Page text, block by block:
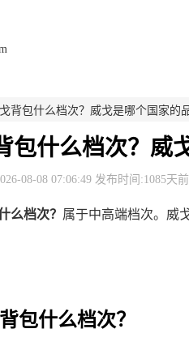
背包什么档次？威戈是哪个国家的
包什么档次？威
08-08 07:06:49 发布时间:1085天
么档次？ 属于中高端档次。威
包什么档次？